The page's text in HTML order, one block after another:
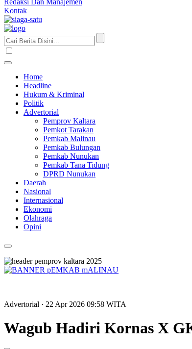
Redaksi Dan Manajemen
Kontak
Home
Headline
Hukum & Kriminal
Politik
Advertorial
Pemprov Kaltara
Pemkot Tarakan
Pemkab Malinau
Pemkab Bulungan
Pemkab Nunukan
Pemkab Tana Tidung
DPRD Nunukan
Daerah
Nasional
Internasional
Ekonomi
Olahraga
Opini
Advertorial · 22 Apr 2026 09:58 WITA
Wagub Hadiri Kornas X